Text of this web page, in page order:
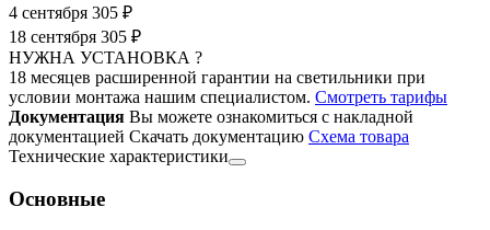
4 сентября 305 ₽
18 сентября 305 ₽
НУЖНА УСТАНОВКА ?
18 месяцев расширенной гарантии на светильники при
условии монтажа нашим специалистом. Смотреть тарифы
Документация Вы можете ознакомиться с накладной
документацией Скачать документацию Cхема товара
Технические характеристики
Основные